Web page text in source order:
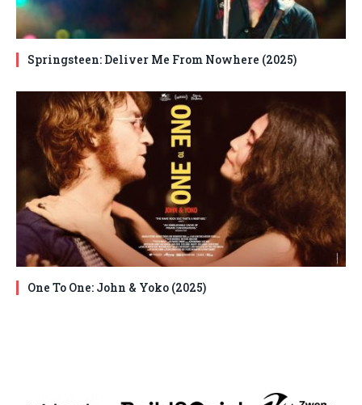
Springsteen: Deliver Me From Nowhere (2025)
One To One: John & Yoko (2025)